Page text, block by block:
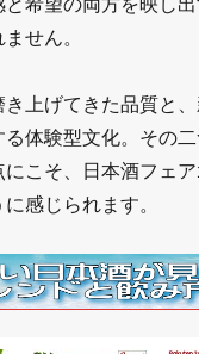
せん。
上げてきた品質と
体験型文化。その
にこそ、日本酒フェ
感じられます。